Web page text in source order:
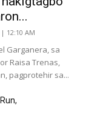
12:10 AM
Garganera, sa
Raisa Trenas,
pagprotehir sa...